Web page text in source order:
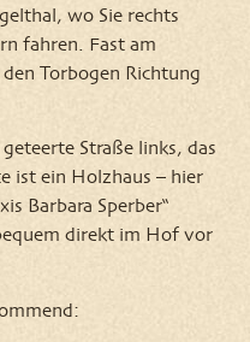
wo Sie rechts
fahren. Fast am
Torbogen Richtung
Straße links, das
ist ein Holzhaus – hier
Barbara Sperber“
direkt im Hof vor